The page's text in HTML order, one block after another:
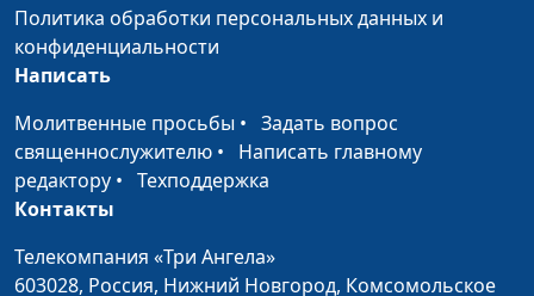
психолог
Как сохранить себя в
токсичной рабочей
среде
психолог
Как найти себя после
30...
Мария Мараханова,
Жить прошлым. Чем это
Мария Мараханова,
Политика обработки персональных данных и
конфиденциальности
Написать
Молитвенные просьбы • Задать вопрос
священнослужителю • Написать главному
редактору • Техподдержка
Контакты
Телекомпания «Три Ангела»
603028, Россия, Нижний Новгород, Комсомольское